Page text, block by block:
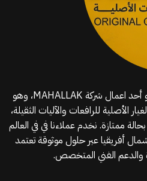
موقع قطع الغيار KGSAN وهو أحد اعمال شركة MAHALLAK، وهو
الأصلية للرافعات والآليات الثقيلة،
ممتازة. نخدم عملاءنا في في العالم
أفريقيا عبر حلول موثوقة تعتمد
والدعم الفني المتخصص.